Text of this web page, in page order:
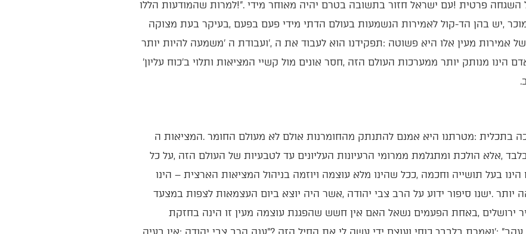
‬ויותר‭ ‬רוחני‭. ‬מכיוון‭ ‬שכך‭ ‬‮–‬‭ ‬ככל‭ ‬שאדם‭ ‬הינו‭ ‬מנותק‭ ‬יותר‭ ‬ממערכות‭ ‬העולם‭ ‬הזה‭, ‬חסר‭ ‬אונים‭ ‬מול‭ ‬קשיי‭ ‬המציאות‭ ‬ותלוי‭ ‬ב'כוח‭ ‬עליון‮'‬‭